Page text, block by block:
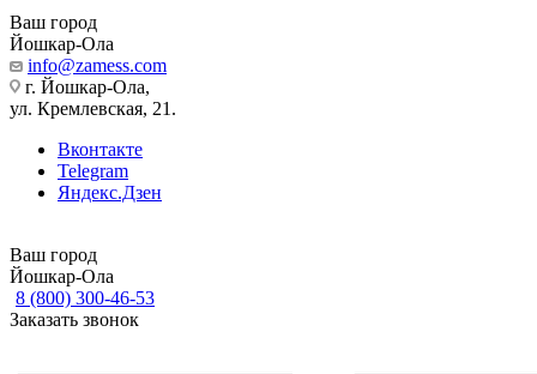
Ваш город
Йошкар-Ола
info@zamess.com
г. Йошкар-Ола,
ул. Кремлевская, 21.
Вконтакте
Telegram
Яндекс.Дзен
Ваш город
Йошкар-Ола
8 (800) 300-46-53
Заказать звонок